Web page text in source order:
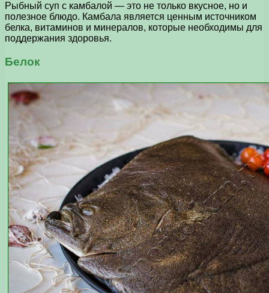
Рыбный суп с камбалой — это не только вкусное, но и
полезное блюдо. Камбала является ценным источником
белка, витаминов и минералов, которые необходимы для
поддержания здоровья.
Белок